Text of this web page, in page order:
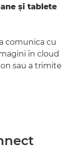
şi tablete
comunica cu
în cloud
sau a trimite